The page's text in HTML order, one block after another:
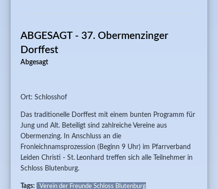
ABGESAGT - 37. Obermenzinger
Dorffest
Abgesagt
Ort: Schlosshof
Das traditionelle Dorffest mit einem bunten Programm für
Jung und Alt. Beteiligt sind zahlreiche Vereine aus
Obermenzing. In Anschluss an die
Fronleichnamsprozession (Beginn 9 Uhr) im Pfarrverband
Leiden Christi - St. Leonhard treffen sich alle Teilnehmer in
Schloss Blutenburg.
Tags: Verein der Freunde Schloss Blutenburg